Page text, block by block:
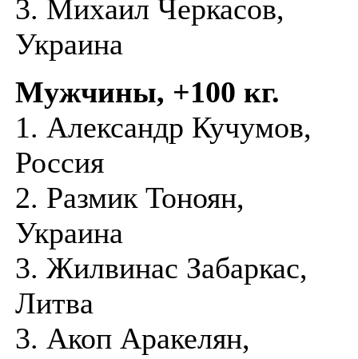
3. Михаил Черкасов,
Украина
Мужчины, +100 кг.
1. Александр Кучумов,
Россия
2. Размик Тоноян,
Украина
3. Жилвинас Забаркас,
Литва
3. Акоп Аракелян,